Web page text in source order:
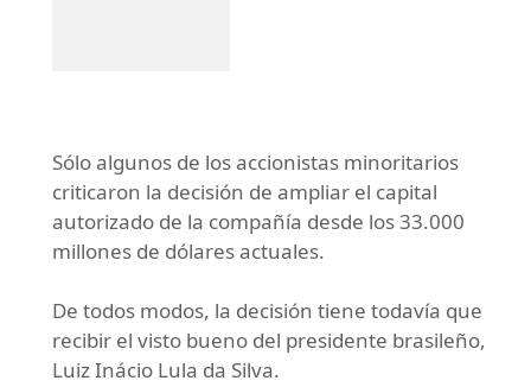
Sólo algunos de los accionistas minoritarios
criticaron la decisión de ampliar el capital
autorizado de la compañía desde los 33.000
millones de dólares actuales.
De todos modos, la decisión tiene todavía que
recibir el visto bueno del presidente brasileño,
Luiz Inácio Lula da Silva.